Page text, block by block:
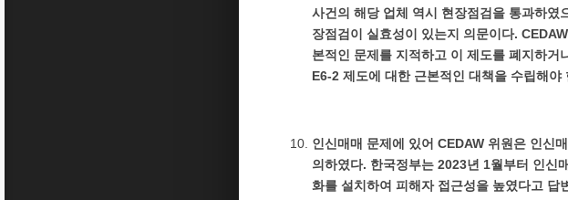
사건의 해당 업체 역시 현장점검을 통과하였
장점검이 실효성이 있는지 의문이다.
본적인 문제를 지적하고 이 제도를 폐지하
E6-2 제도에 대한 근본적인 대책을 수립해야
인신매매 문제에 있어 CEDAW 위원은 인신
의하였다. 한국정부는 2023년 1월부터 인신
화를 설치하여 피해자 접근성을 높였다고